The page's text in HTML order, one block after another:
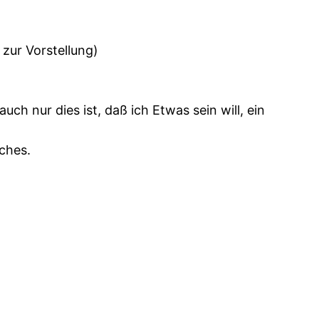
Vorstellung)
nur dies ist, daß ich Etwas sein will, ein